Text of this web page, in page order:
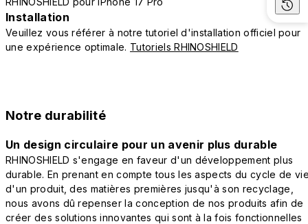
Installation
Veuillez vous référer à notre tutoriel d'installation officiel pour
une expérience optimale. Tutoriels RHINOSHIELD
Notre durabilité
Un design circulaire pour un avenir plus durable
RHINOSHIELD s'engage en faveur d'un développement plus
durable. En prenant en compte tous les aspects du cycle de
d'un produit, des matières premières jusqu'à son recyclage,
nous avons dû repenser la conception de nos produits afin de
créer des solutions innovantes qui sont à la fois fonctionnelles